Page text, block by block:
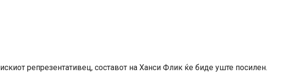
репрезентативец, составот на Ханси Флик ќе биде уште посилен.